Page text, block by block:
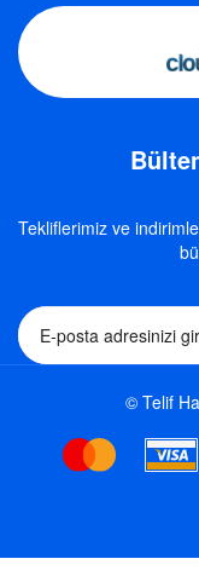
Tekliflerimiz ve
© Telif